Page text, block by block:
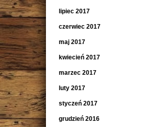
lipiec 2017
czerwiec 2017
maj 2017
kwiecień 2017
marzec 2017
luty 2017
styczeń 2017
grudzień 2016